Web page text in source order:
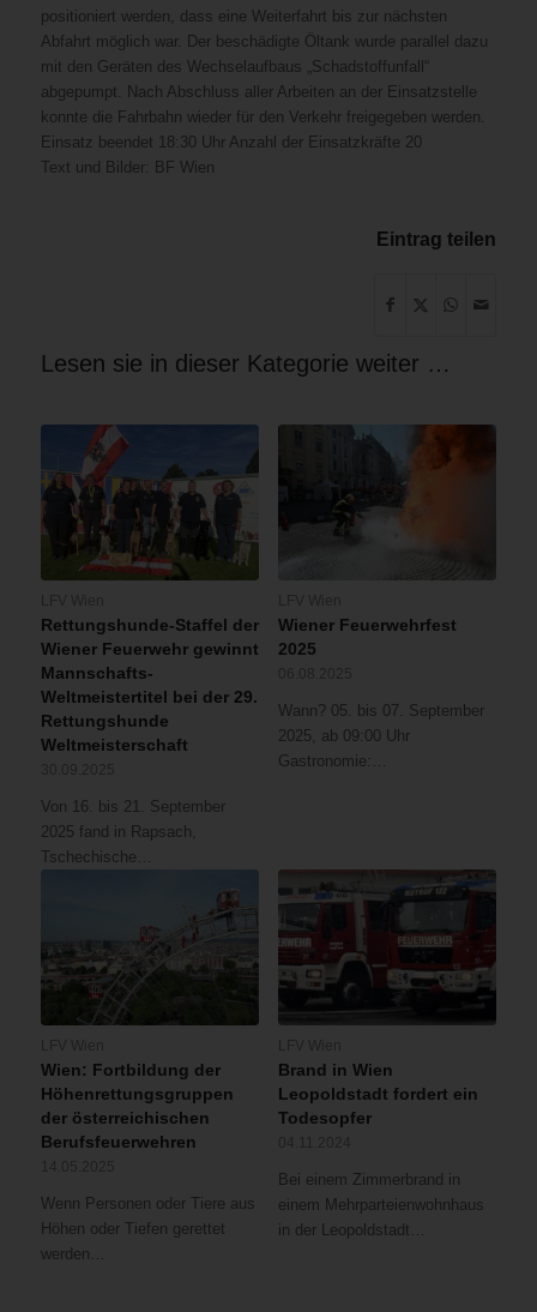
positioniert werden, dass eine Weiterfahrt bis zur nächsten
Abfahrt möglich war. Der beschädigte Öltank wurde parallel dazu
mit den Geräten des Wechselaufbaus „Schadstoffunfall“
abgepumpt. Nach Abschluss aller Arbeiten an der Einsatzstelle
konnte die Fahrbahn wieder für den Verkehr freigegeben werden.
Einsatz beendet 18:30 Uhr Anzahl der Einsatzkräfte 20
Text und Bilder: BF Wien
Eintrag teilen
Lesen sie in dieser Kategorie weiter …
Rettungshunde-Staffel der
Wiener Feuerwehr gewinnt
Mannschafts-
Weltmeistertitel bei der 29.
Rettungshunde
Weltmeisterschaft
Von 16. bis 21. September
2025 fand in Rapsach,
Tschechische…
Wiener Feuerwehrfest
2025
Wann? 05. bis 07. September
2025, ab 09:00 Uhr
Gastronomie:…
Wien: Fortbildung der
Höhenrettungsgruppen
der österreichischen
Berufsfeuerwehren
Wenn Personen oder Tiere aus
Höhen oder Tiefen gerettet
werden…
Brand in Wien
Leopoldstadt fordert ein
Todesopfer
Bei einem Zimmerbrand in
einem Mehrparteienwohnhaus
in der Leopoldstadt…